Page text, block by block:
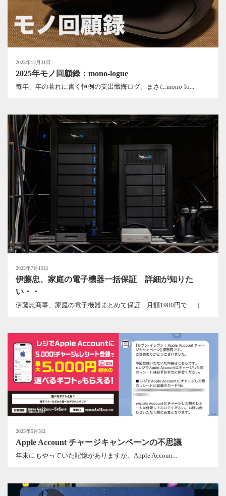
2025年12月31日
2025年モノ回顧録：mono-logue
毎年、年の暮れに書く恒例の支出懺悔ログ。まさにmono-lo...
2025年7月19日
伊藤忠、家庭の電子機器一括保証 詳細が知りた
い・・
伊藤忠商事、家庭の電子機器まとめて保証 月額1980円で （...
2025年5月5日
Apple Account チャージキャンペーンの不思議
年末にもやっていた記憶がありますが、Apple Accoun...